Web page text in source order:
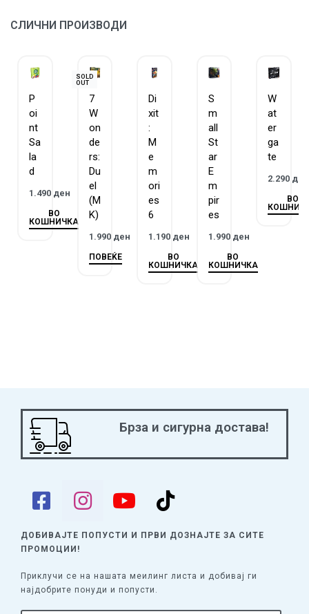
СЛИЧНИ ПРОИЗВОДИ
P
oi
nt
Sa
la
d
1.490 ден
ВО
КОШНИЧКА
SOLD
OUT
7
W
on
de
rs:
Du
el
(M
K)
1.990 ден
ПОВЕЌЕ
Di
xit
:
M
e
m
ori
es
6
1.190 ден
ВО
КОШНИЧКА
S
m
all
St
ar
E
m
pir
es
1.990 ден
ВО
КОШНИЧКА
W
at
er
ga
te
2.290 ден
ВО
Брза и сигурна достава!
ДОБИВАЈТЕ ПОПУСТИ И ПРВИ ДОЗНАЈТЕ ЗА СИТЕ
ПРОМОЦИИ!
Приклучи се на нашата меилинг листа и добивај ги
најдобрите понуди и попусти.